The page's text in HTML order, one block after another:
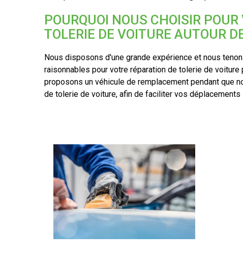
POURQUOI NOUS CHOISIR
TOLERIE DE VOITURE AUTOUR
Nous disposons d'une grande expérience et nous
raisonnables pour votre réparation de tolerie de voiture
proposons un véhicule de remplacement pendant que
de tolerie de voiture, afin de faciliter vos déplacements